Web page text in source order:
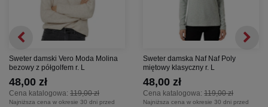
Sweter damski Vero Moda Molina
bezowy z półgolfem r. L
Cena katalogowa: 119,00 zł
48,00 zł
Najniższa cena w okresie 30 dni przed
Sweter damska Naf Naf Poly
miętowy klasyczny r. L
Cena katalogowa: 119,00 zł
48,00 zł
Najniższa cena w okresie 30 dni przed